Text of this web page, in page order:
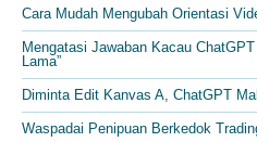
Cara Mudah Mengubah Orientasi
Mengatasi Jawaban Kacau
Lama”
Diminta Edit Kanvas A, ChatGPT
Waspadai Penipuan Berkedok